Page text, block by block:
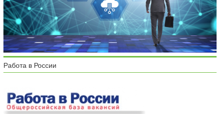
Работа в России